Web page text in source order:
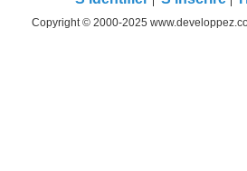
Copyright © 2000-2025